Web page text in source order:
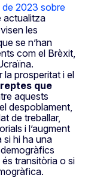
2023 sobre
actualitza
les
se n’han
com el Brèxit,
la prosperitat i el
reptes que
aquests
despoblament,
de treballar,
i l’augment
si hi ha una
és transitòria o si